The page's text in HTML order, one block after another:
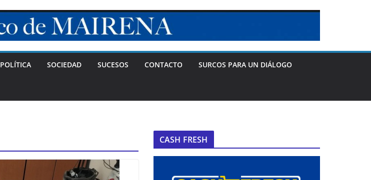
POLÍTICA SOCIEDAD SUCESOS CONTACTO SURCOS PARA UN DIÁLOGO
CASH FRESH